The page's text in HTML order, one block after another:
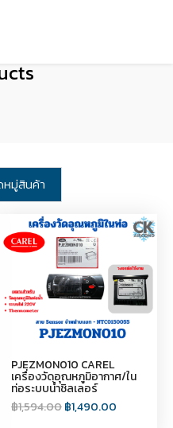
มู่สินค้า
PJEZM0N010 CAREL
เครื่องวัดอุณหภูมิอากาศ/ใน
ท่อระบบน้ำชิลเลอร์
฿1,594.00฿1,490.00